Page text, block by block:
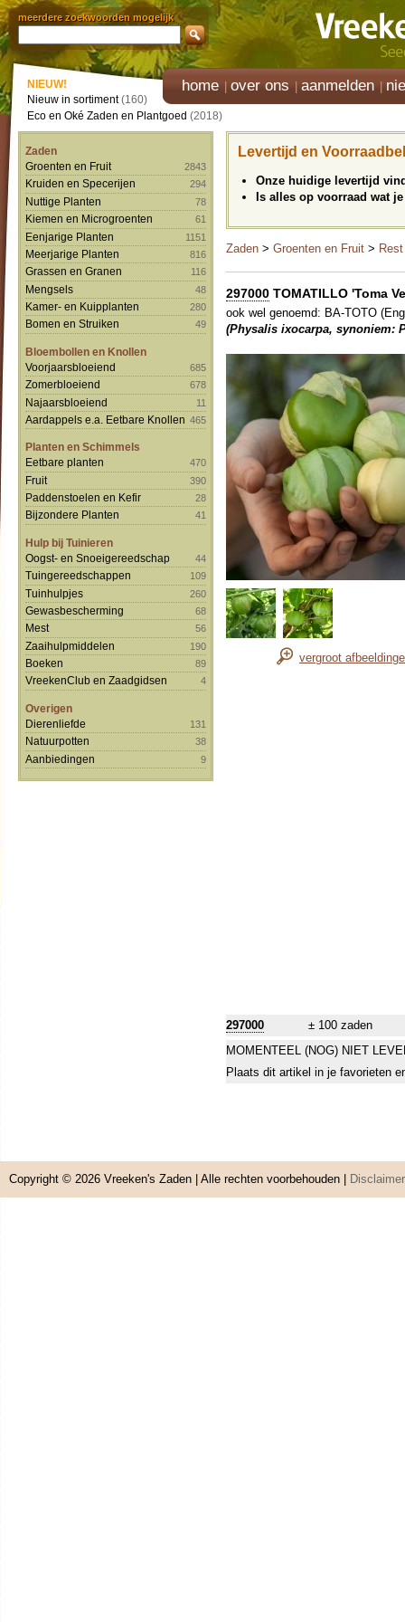
meerdere zoekwoorden mogelijk
home over ons aanmelden
NIEUW!
Nieuw in sortiment(160)
Eco en Oké Zaden en Plantgoed (2018)
Zaden
Groenten en Fruit
2843
Kruiden en Specerijen 294
Nuttige Planten 78
Kiemen en Microgroenten 61
Eenjarige Planten 1151
Meerjarige Planten 816
Grassen en Granen 116
Mengsels 48
Kamer- en Kuipplanten 280
Bomen en Struiken 49
Bloembollen en Knollen
Voorjaarsbloeiend
685
Zomerbloeiend 678
Najaarsbloeiend 11
Aardappels e.a. Eetbare Knollen 465
Planten en Schimmels
Eetbare planten
470
Fruit 390
Paddenstoelen en Kefir 28
Bijzondere Planten 41
Hulp bij Tuinieren
Oogst- en Snoeigereedschap
44
Tuingereedschappen 109
Tuinhulpjes 260
Gewasbescherming 68
Mest 56
Zaaihulpmiddelen 190
Boeken 89
VreekenClub en Zaadgidsen 4
Overigen
Dierenliefde
131
Natuurpotten 38
Aanbiedingen 9
Levertijd en
Onze huidige levertijd
Is alles op voorraad wat
Zaden > Groenten en Fruit >
297000 TOMATILLO 'Toma
ook wel genoemd: BA-TOTO
(Physalis ixocarpa, synoniem:
vergroot
297000
± 100 zaden
MOMENTEEL (NOG) NIET
Plaats dit artikel in je favorieten
Copyright © 2026 Vreeken's Zaden | Alle rechten voorbehouden | Disclaimer